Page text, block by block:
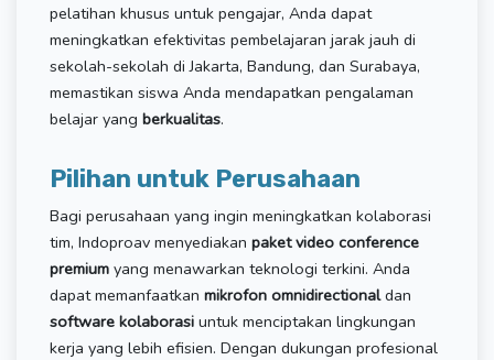
pelatihan khusus untuk pengajar, Anda dapat
meningkatkan efektivitas pembelajaran jarak jauh di
sekolah-sekolah di Jakarta, Bandung, dan Surabaya,
memastikan siswa Anda mendapatkan pengalaman
belajar yang berkualitas.
Pilihan untuk Perusahaan
Bagi perusahaan yang ingin meningkatkan kolaborasi
tim, Indoproav menyediakan paket video conference
premium yang menawarkan teknologi terkini. Anda
dapat memanfaatkan mikrofon omnidirectionaldan
software kolaborasi untuk menciptakan lingkungan
kerja yang lebih efisien. Dengan dukungan profesional